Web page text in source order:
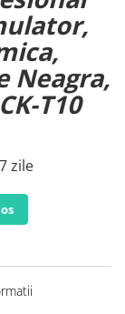
Neagra,
T10
zile